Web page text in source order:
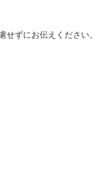
ずにお伝えください。